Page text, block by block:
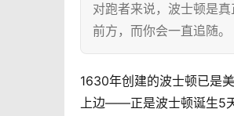
对跑者来说，波士顿是
前方，而你会一直追随。
1630年创建的波士顿已是
上边——正是波士顿诞生5